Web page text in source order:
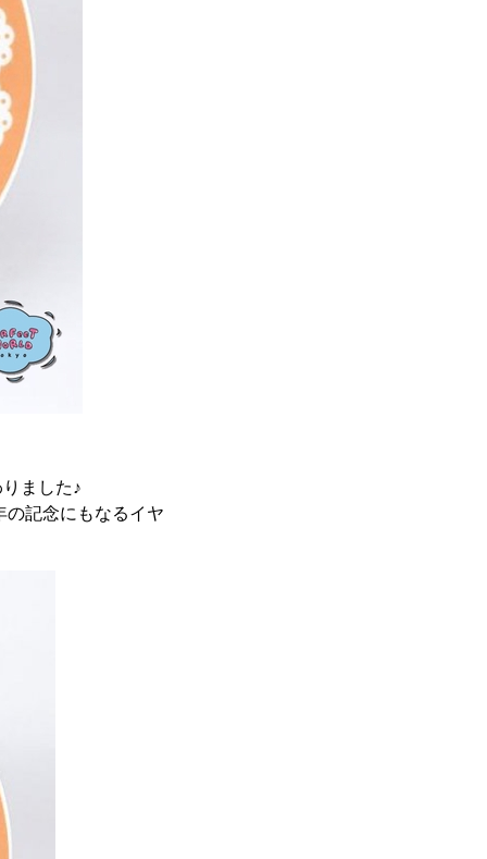
ました♪
の記念にもなるイヤ